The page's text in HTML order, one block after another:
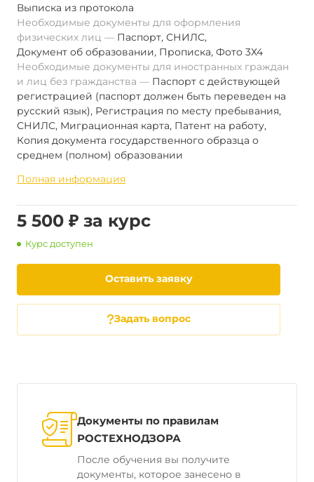
Выписка из протокола
Необходимые документы для оформления
физических лиц
Паспорт, СНИЛС,
Документ об образовании, Прописка, Фото 3Х4
Необходимые документы для иностранных граждан
и лиц без гражданства
Паспорт с действующей
регистрацией (паспорт должен быть переведен на
русский язык), Регистрация по месту пребывания,
СНИЛС, Миграционная карта, Патент на работу,
Копия документа государственного образца о
среднем (полном) образовании
Полная информация
5 500 ₽ за курс
Курс доступен
Оставить заявку
Задать вопрос
Документы по правилам
РОСТЕХНОДЗОРА
После обучения вы получите
документы, которое занесено в